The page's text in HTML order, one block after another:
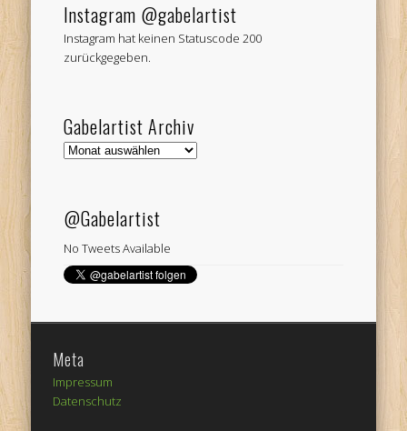
Instagram @gabelartist
Instagram hat keinen Statuscode 200
zurückgegeben.
Gabelartist Archiv
Gabelartist
@Gabelartist
No Tweets Available
Meta
Impressum
Datenschutz